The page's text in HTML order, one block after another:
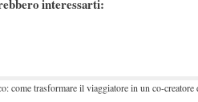
interessarti:
come trasformare il viaggiatore in un co-creatore